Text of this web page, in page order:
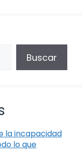
Buscar
la incapacidad
lo que